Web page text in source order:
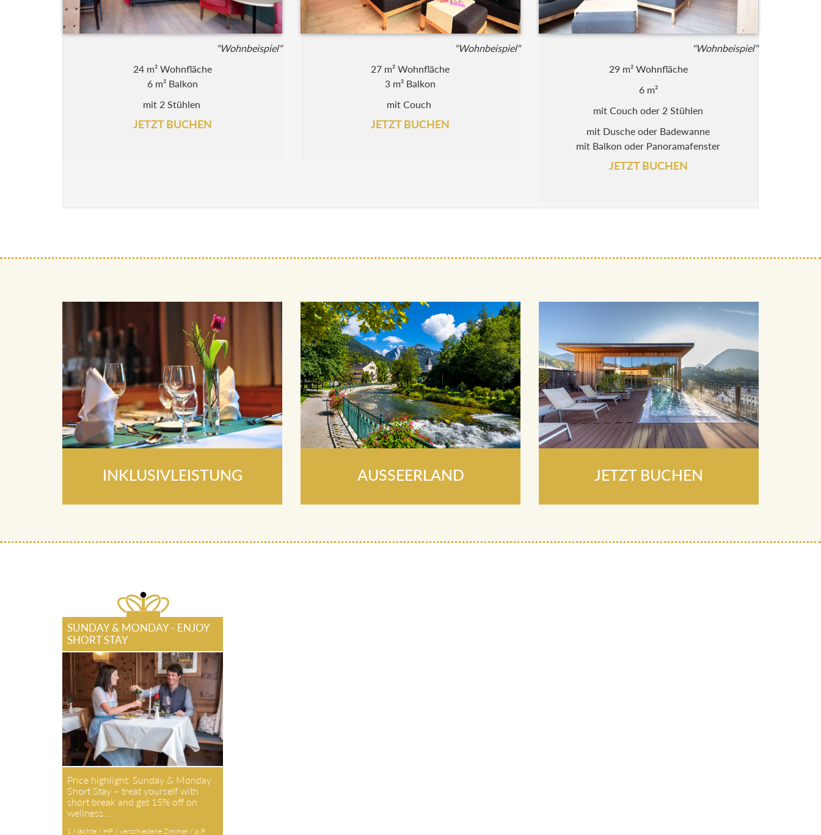
"Wohnbeispiel"
24 m² Wohnfläche
6 m² Balkon
mit 2 Stühlen
JETZT BUCHEN
"Wohnbeispiel"
27 m² Wohnfläche
3 m² Balkon
mit Couch
JETZT BUCHEN
"Wohnbeispiel"
29 m² Wohnfläche
6 m²
mit Couch oder 2 Stühlen
mit Dusche oder Badewanne
mit Balkon oder Panoramafenster
JETZT BUCHEN
INKLUSIVLEISTUNG AUSSEERLAND JETZT BUCHEN
SUNDAY & MONDAY - ENJOY
SHORT STAY
Price highlight: Sunday & Monday
Short Stay – treat yourself with
short break and get 15% off on
wellness…
1 Nächte / HP / verschiedene Zimmer / p.P.